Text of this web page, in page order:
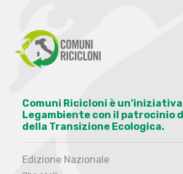
Comuni Ricicloni è
Legambiente con il patrocinio
della Transizione Ecologica.
Edizione Nazionale